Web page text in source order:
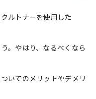
ルトナーを使用した
。やはり、なるべくなら
いてのメリットやデメリ